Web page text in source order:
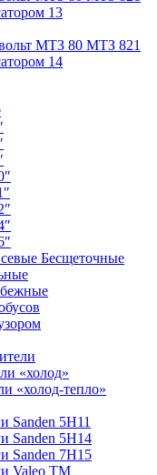
Бесщеточные
«холод»
«холод-тепло»
Sanden 5H11
Sanden 5H14
Sanden 7H15
Valeo ТМ